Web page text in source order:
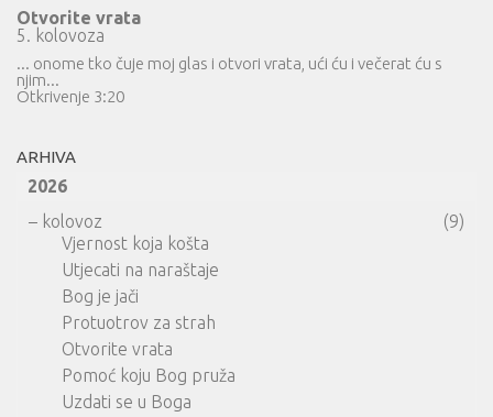
Otvorite vrata
5. kolovoza
... onome tko čuje moj glas i otvori vrata, ući ću i večerat ću s
njim...
Otkrivenje 3:20
ARHIVA
2026
– kolovoz
(9)
Vjernost koja košta
Utjecati na naraštaje
Bog je jači
Protuotrov za strah
Otvorite vrata
Pomoć koju Bog pruža
Uzdati se u Boga